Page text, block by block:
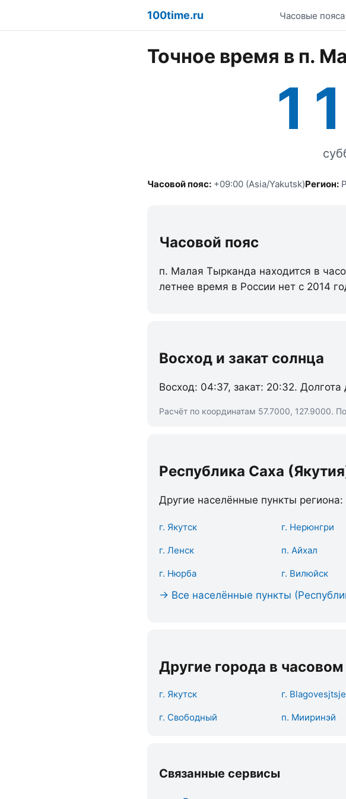
100time.ru Часовые пояса
Точное время в п.
Часовой пояс: +09:00 (Asia/Yakutsk)Регион:
Часовой пояс
п. Малая Тырканда находится в
летнее время в России нет с 2014
Восход и закат солнца
Восход: 04:37, закат: 20:32.
Расчёт по координатам 57.7000, 127.9000.
Республика Саха
Другие населённые пункты региона:
г. Якутск г. Нерюнгри
г. Ленск п. Айхал
г. Нюрба г. Вилюйск
→ Все населённые пункты
Другие города в
г. Якутск г.
г. Свободный п. Мииринэй
Связанные сервисы